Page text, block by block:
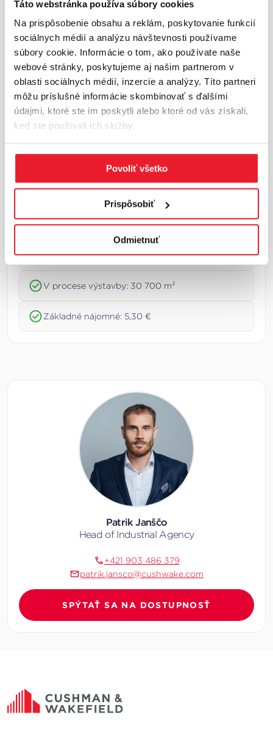
Táto webstránka používa súbory cookies
Na prispôsobenie obsahu a reklám, poskytovanie funkcií
sociálnych médií a analýzu návštevnosti používame
súbory cookie. Informácie o tom, ako používate naše
webové stránky, poskytujeme aj našim partnerom v
oblasti sociálnych médií, inzercie a analýzy. Títo partneri
môžu príslušné informácie skombinovať s ďalšími
údajmi, ktoré ste im poskytli alebo ktoré od vás získali,
keď ste používali ich služby.
Povoliť všetko
Prispôsobiť
Odmietnuť
INFORMÁCIE O LOKALITE
Košice a okolie
Košický región je hlavným industriálnym centrom
východného Slovenska s rastúcim významom
pre medzinárodných investorov. Strategická
Maďarsko.Industriálne aktivity sú sústredené
najmä v Košiciach a ich okolí,...
Celková plocha: 216 100 m²
Miera neobsadenosti: 0,3 %
V procese výstavby: 30 700 m²
Základné nájomné: 5,30 €
Patrik Janščo
Head of Industrial Agency
+421 903 486 379
patrik.jansco@cushwake.com
SPÝTAŤ SA NA DOSTUPNOSŤ